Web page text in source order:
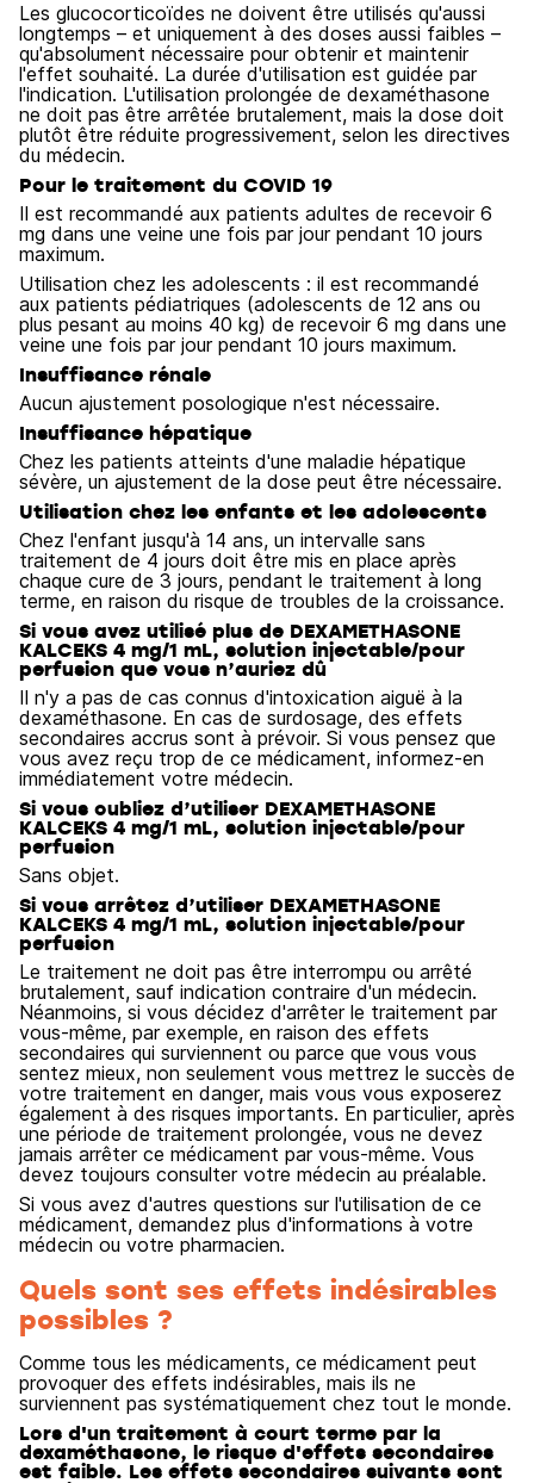
Les glucocorticoïdes ne doivent être utilisés qu'aussi
longtemps – et uniquement à des doses aussi faibles –
qu'absolument nécessaire pour obtenir et maintenir
l'effet souhaité. La durée d'utilisation est guidée par
l'indication. L'utilisation prolongée de dexaméthasone
ne doit pas être arrêtée brutalement, mais la dose doit
plutôt être réduite progressivement, selon les directives
du médecin.
Pour le traitement du COVID 19
Il est recommandé aux patients adultes de recevoir 6
mg dans une veine une fois par jour pendant 10 jours
maximum.
Utilisation chez les adolescents : il est recommandé
aux patients pédiatriques (adolescents de 12 ans ou
plus pesant au moins 40 kg) de recevoir 6 mg dans une
veine une fois par jour pendant 10 jours maximum.
Insuffisance rénale
Aucun ajustement posologique n'est nécessaire.
Insuffisance hépatique
Chez les patients atteints d'une maladie hépatique
sévère, un ajustement de la dose peut être nécessaire.
Utilisation chez les enfants et les adolescents
Chez l'enfant jusqu'à 14 ans, un intervalle sans
traitement de 4 jours doit être mis en place après
chaque cure de 3 jours, pendant le traitement à long
terme, en raison du risque de troubles de la croissance.
Si vous avez utilisé plus de DEXAMETHASONE
KALCEKS 4 mg/1 mL, solution injectable/pour
perfusion que vous n’auriez dû
Il n'y a pas de cas connus d'intoxication aiguë à la
dexaméthasone. En cas de surdosage, des effets
secondaires accrus sont à prévoir. Si vous pensez que
vous avez reçu trop de ce médicament, informez-en
immédiatement votre médecin.
Si vous oubliez d’utiliser DEXAMETHASONE
KALCEKS 4 mg/1 mL, solution injectable/pour
perfusion
Sans objet.
Si vous arrêtez d’utiliser DEXAMETHASONE
KALCEKS 4 mg/1 mL, solution injectable/pour
perfusion
Le traitement ne doit pas être interrompu ou arrêté
brutalement, sauf indication contraire d'un médecin.
Néanmoins, si vous décidez d'arrêter le traitement par
vous-même, par exemple, en raison des effets
secondaires qui surviennent ou parce que vous vous
sentez mieux, non seulement vous mettrez le succès de
votre traitement en danger, mais vous vous exposerez
également à des risques importants. En particulier, après
une période de traitement prolongée, vous ne devez
jamais arrêter ce médicament par vous-même. Vous
devez toujours consulter votre médecin au préalable.
Si vous avez d'autres questions sur l'utilisation de ce
médicament, demandez plus d'informations à votre
médecin ou votre pharmacien.
Quels sont ses effets indésirables
possibles ?
Comme tous les médicaments, ce médicament peut
provoquer des effets indésirables, mais ils ne
surviennent pas systématiquement chez tout le monde.
Lors d'un traitement à court terme par la
dexaméthasone, le risque d'effets secondaires
est faible. Les effets secondaires suivants sont